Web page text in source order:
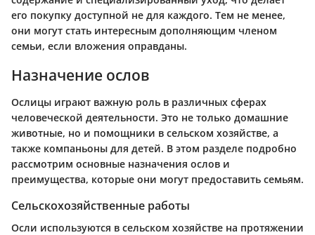
его покупку доступной не для каждого. Тем не менее,
они могут стать интересным дополняющим членом
семьи, если вложения оправданы.
Назначение ослов
Ослицы играют важную роль в различных сферах
человеческой деятельности. Это не только домашние
животные, но и помощники в сельском хозяйстве, а
также компаньоны для детей. В этом разделе подробно
рассмотрим основные назначения ослов и
преимущества, которые они могут предоставить семьям.
Сельскохозяйственные работы
Осли используются в сельском хозяйстве на протяжении